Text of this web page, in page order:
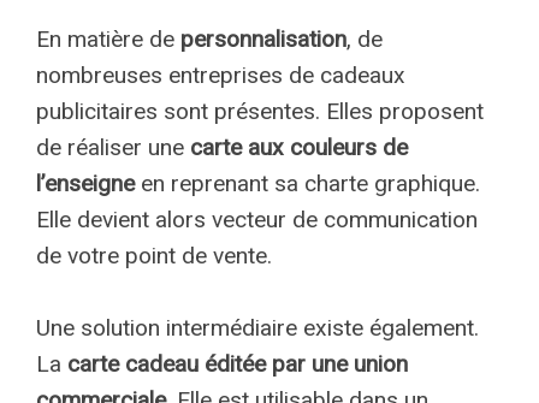
En matière de personnalisation, de
nombreuses entreprises de cadeaux
publicitaires sont présentes. Elles proposent
de réaliser une carte aux couleurs de
l’enseigneen reprenant sa charte graphique.
Elle devient alors vecteur de communication
de votre point de vente.
Une solution intermédiaire existe également.
La carte cadeau éditée par une union